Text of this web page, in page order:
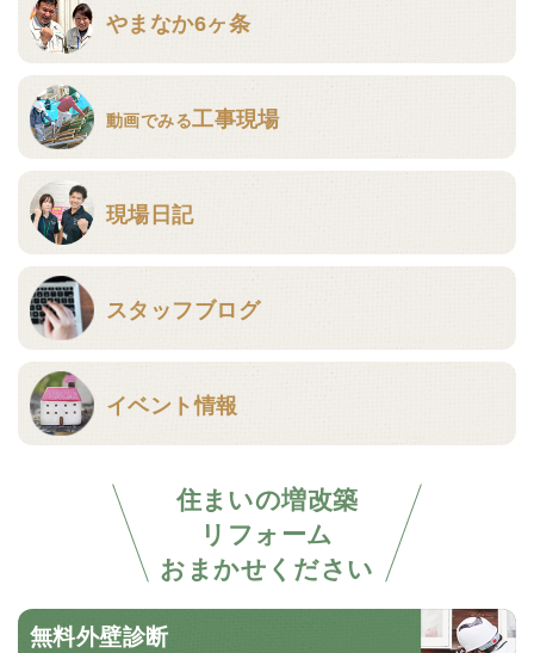
やまなか6ヶ条
動画でみる工事現場
現場日記
スタッフブログ
イベント情報
住まいの増改築
リフォーム
おまかせください
無料外壁診断